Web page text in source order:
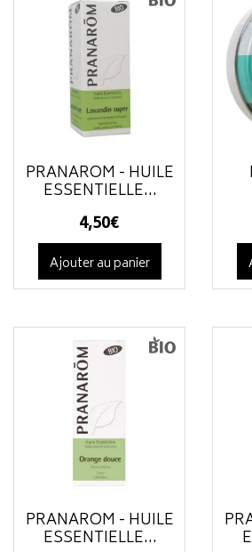
PRANAROM - HUILE
ESSENTIELLE...
4,50€
Ajouter au panier
PRANAROM - HUILE
ESSENTIELLE...